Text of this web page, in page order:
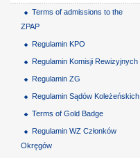
Terms of admissions to the
ZPAP
Regulamin KPO
Regulamin Komisji Rewizyjnych
Regulamin ZG
Regulamin Sądów Koleżeńskich
Terms of Gold Badge
Regulamin WZ Członków
Okręgów